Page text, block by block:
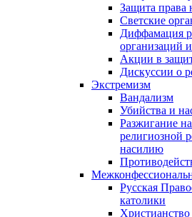
Защита права
Светские
Диффамация
организаций
Акции в
Дискуссии о
Экстремизм
Вандализм
Убийства и
Разжигание
религиозной
насилию
Русская
католики